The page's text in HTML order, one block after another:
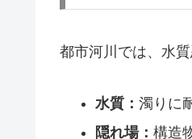
都市河川では、水
水質： 濁りに
隠れ場： 構造